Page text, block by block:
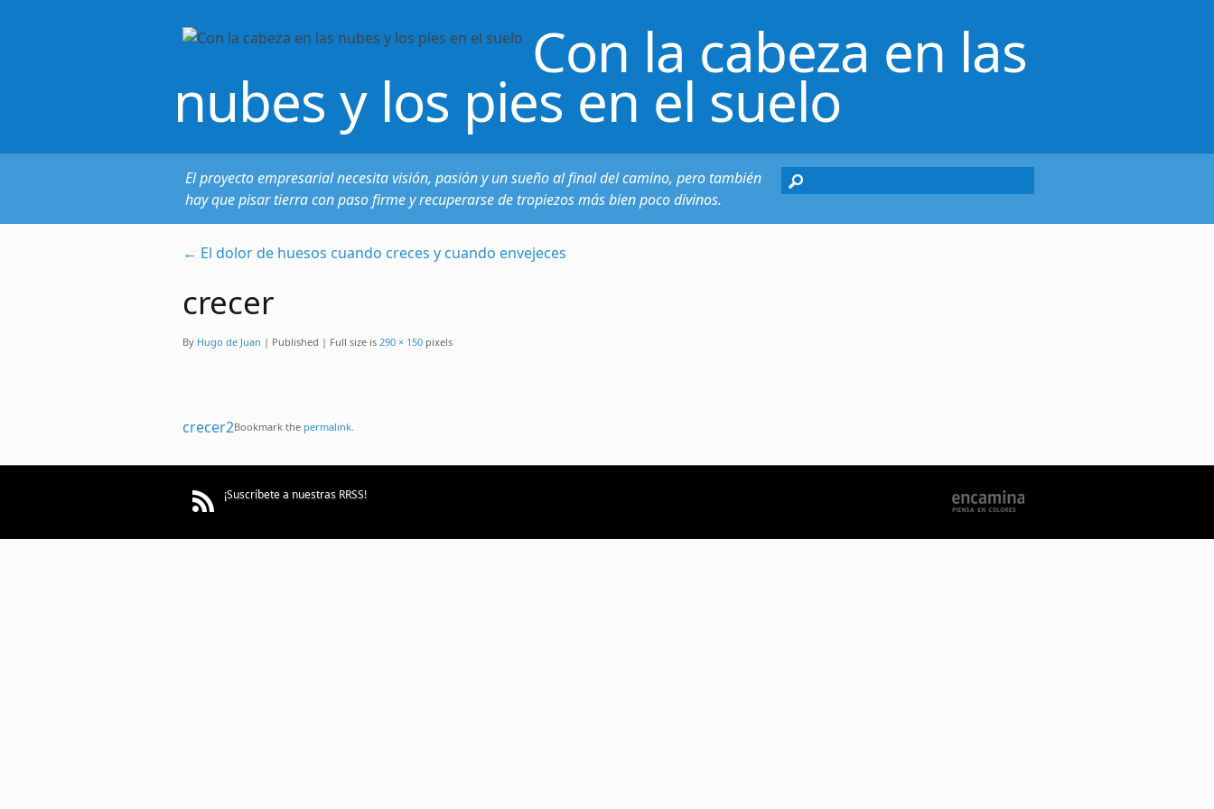
Con la cabeza en las
nubes y los pies en el suelo
El proyecto empresarial necesita visión, pasión y un sueño al final del camino, pero también
hay que pisar tierra con paso firme y recuperarse de tropiezos más bien poco divinos.
← El dolor de huesos cuando creces y cuando envejeces
crecer
By Hugo de Juan | Published | Full size is 290 × 150 pixels
crecer2Bookmark the permalink.
¡Suscríbete a nuestras RRSS!